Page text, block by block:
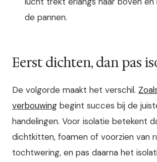
de pannen.
Eerst dichten, dan pas
De volgorde maakt het verschil.
verbouwing begint succes bij de
handelingen. Voor isolatie betekent
dichtkitten, foamen of voorzien van
tochtwering, en pas daarna het